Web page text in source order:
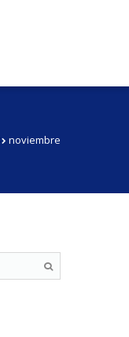
noviembre